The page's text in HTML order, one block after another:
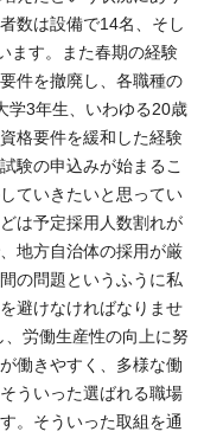
数は設備で14名、そし
ます。また春期の経験
件を撤廃し、各職種の
学3年生、いわゆる20歳
格要件を緩和した経験
験の申込みが始まるこ
ていきたいと思ってい
は予定採用人数割れが
地方自治体の採用が厳
の問題というふうに私
避けなければなりませ
労働生産性の向上に努
働きやすく、多様な働
ういった選ばれる職場
。そういった取組を通